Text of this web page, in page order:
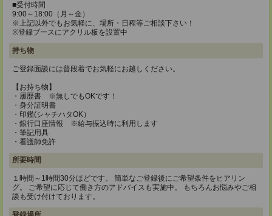
■受付時間
9:00～18:00（月～金）
※上記以外でもお気軽に、場所・日程等ご相談下さい！
※登録ブースにアクリル板を設置中
持ち物
ご登録面談には普段着でお気軽にお越しください。
【お持ち物】
・履歴書 ※無しでもOKです！
・身分証明書
・印鑑(シャチハタOK）
・銀行口座情報 ※給与振込時に利用します
・筆記用具
・看護師免許
所要時間
１時間～1時間30分ほどです。 簡単なご登録後にご希望条件をヒアリン
グ。 ご希望に応じて働き方のアドバイスも実施中。 もちろんお悩みやご相
談も受け付けております。